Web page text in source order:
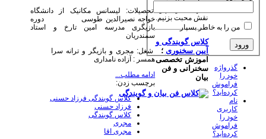
تحصیلات: لیسانس مکانیک از دانشگاه
خواجه نصیرالدین طوسی دوره
بازیگری مدرسه امین تارخ و استاد
سمندریان
شغل: مجری و بازیگر و ترانه سرا
همسر : آزاده نامداری
ادامه مطلب...
برچسب زدن:
کلاس گویندگی فرزاد حسنی
فرزاد حسنی
کلاس گویندگی
مجری
مجری اقا
نقش محبت بزنیم.
کلاس گویندگی و
آیین سخنوری ؛
آموزش تخصصی
سخنرانی و فن
بیان
من را به خاطر بسپار
گذرواژه
خود را
فراموش
کرده‌اید؟
نام
کاربری
خود را
فراموش
کرده‌اید؟